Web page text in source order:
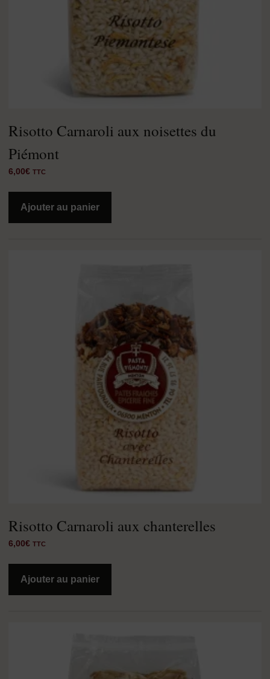
Risotto Carnaroli aux noisettes du
Piémont
6,00€ TTC
Ajouter au panier
Risotto Carnaroli aux chanterelles
6,00€ TTC
Ajouter au panier